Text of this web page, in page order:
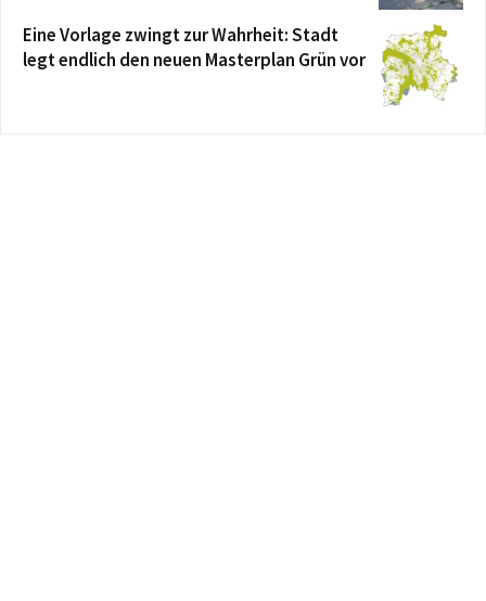
Eine Vorlage zwingt zur Wahrheit: Stadt
legt endlich den neuen Masterplan Grün vor